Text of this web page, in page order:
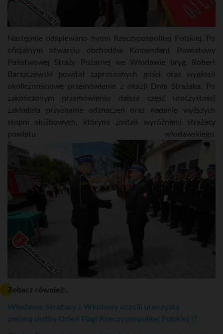
Następnie odśpiewano hymn Rzeczypospolitej Polskiej. Po
oficjalnym otwarciu obchodów Komendant Powiatowy
Państwowej Straży Pożarnej we Włodawie bryg. Robert
Barszczewski powitał zaproszonych gości oraz wygłosił
okolicznościowe przemówienie z okazji Dnia Strażaka. Po
zakończonym przemówieniu dalsza część uroczystości
zakładała przyznanie odznaczeń oraz nadanie wyższych
stopni służbowych, którymi zostali wyróżnieni strażacy
powiatu włodawskiego.
Zobacz również:.
Włodawa: Strażacy z Włodawy uczcili uroczystą
zmianą służby Dzień Flagi Rzeczypospolitej Polskiej ??